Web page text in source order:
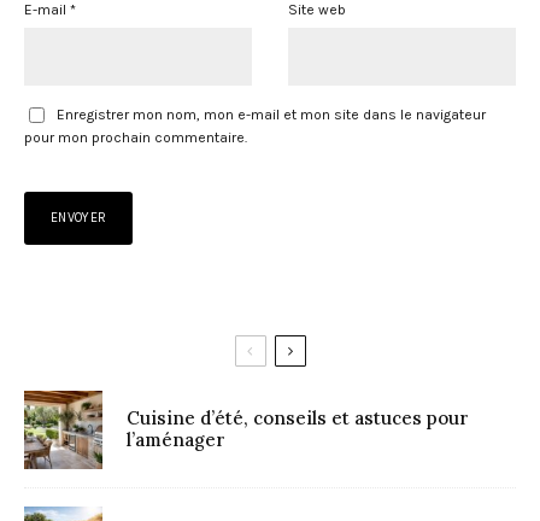
E-mail * Site web
Enregistrer mon nom, mon e-mail et mon site dans le navigateur
pour mon prochain commentaire.
Cuisine d’été, conseils et astuces pour
l’aménager